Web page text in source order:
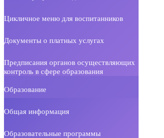
Цикличное меню для воспитанников
Документы о платных услугах
Предписания органов осуществляющих
контроль в сфере образования
Образование
Общая информация
Образовательные программы